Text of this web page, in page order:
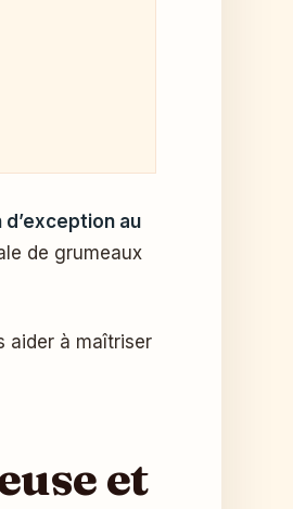
au
de grumeaux
aider à maîtriser
et